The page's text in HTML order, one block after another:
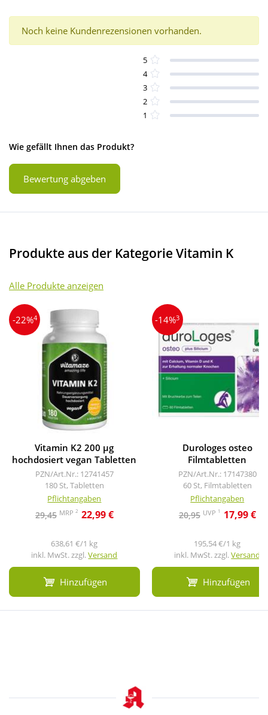
Noch keine Kundenrezensionen vorhanden.
5
4
3
2
1
Wie gefällt Ihnen das Produkt?
Bewertung abgeben
Produkte aus der Kategorie Vitamin K
Alle Produkte anzeigen
-22%4
Vitamin K2 200 µg
hochdosiert vegan Tabletten
PZN/Art.Nr.: 12741457
180 St, Tabletten
Pflichtangaben
29,45 MRP 2 22,99 €
638,61 €/1 kg
inkl. MwSt. zzgl.Versand
Hinzufügen
-14%3
Durologes osteo
Filmtabletten
PZN/Art.Nr.: 17147380
60 St, Filmtabletten
Pflichtangaben
20,95 UVP 1 17,99 €
195,54 €/1 kg
inkl. MwSt. zzgl.Versand
Hinzufügen